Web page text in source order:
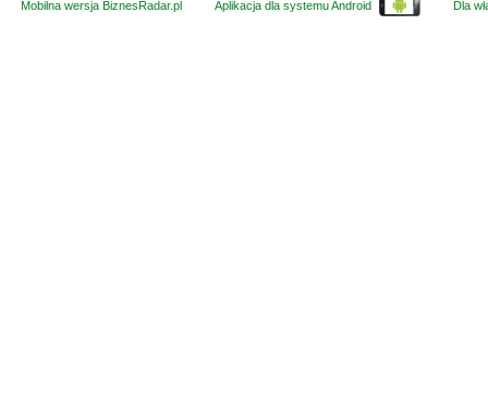
Mobilna wersja BiznesRadar.pl
Aplikacja dla systemu Android Dla